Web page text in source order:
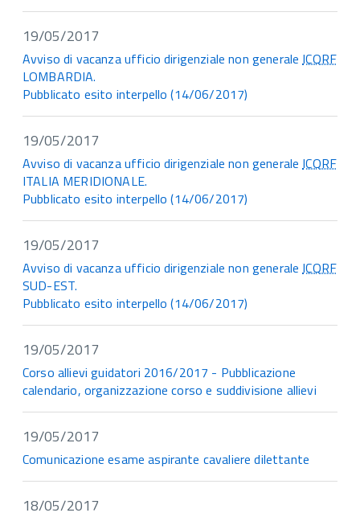
19/05/2017
Avviso di vacanza ufficio dirigenziale non generale ICQRF
LOMBARDIA.
Pubblicato esito interpello (14/06/2017)
19/05/2017
Avviso di vacanza ufficio dirigenziale non generale ICQRF
ITALIA MERIDIONALE.
Pubblicato esito interpello (14/06/2017)
19/05/2017
Avviso di vacanza ufficio dirigenziale non generale ICQRF
SUD-EST.
Pubblicato esito interpello (14/06/2017)
19/05/2017
Corso allievi guidatori 2016/2017 - Pubblicazione
calendario, organizzazione corso e suddivisione allievi
19/05/2017
Comunicazione esame aspirante cavaliere dilettante
18/05/2017